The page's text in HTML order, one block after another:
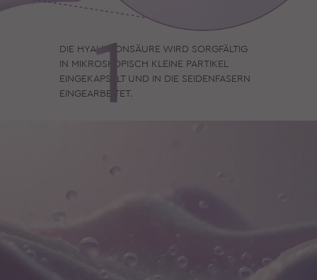
DIE HYALURONSÄURE WIRD SORGFÄLTIG
IN MIKROSKOPISCH KLEINE PARTIKEL
EINGEKAPSELT UND IN DIE SEIDENFASERN
EINGEARBEITET.